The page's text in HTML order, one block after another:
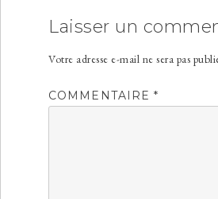
Laisser un
Votre adresse e-mail ne sera pas
COMMENTAIRE*